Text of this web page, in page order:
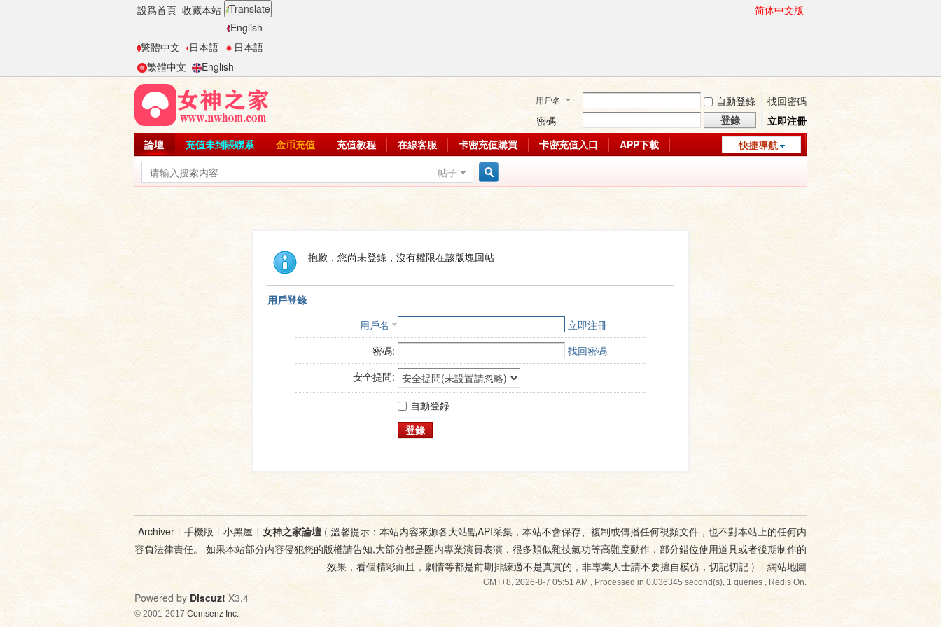
設爲首頁 收藏本站 Translate
English
繁體中文
日本語
日本語
繁體中文
English
简体中文版
用戶名 自動登錄
找回密碼
密碼
登錄
立即注冊
快捷導航
論壇 充值未到賬聯系 金币充值 充值教程 在線客服 卡密充值購買 卡密充值入口
APP下載
帖子
索
抱歉，您尚未登錄，沒有權限在該版塊回帖
用戶登錄
用戶名
立即注冊
密碼:
找回密碼
安全提問:
自動登錄
登錄
Archiver | 手機版 | 小黑屋 | 女神之家論壇( 溫馨提示：本站内容來源各大站點API采集，本站不會保存、複制或傳播任何視頻文件，也不對本站上的任何内
容負法律責任。 如果本站部分内容侵犯您的版權請告知,大部分都是圈内專業演員表演，很多類似雜技氣功等高難度動作，部分錯位使用道具或者後期制作的
效果，看個精彩而且，劇情等都是前期排練過不是真實的，非專業人士請不要擅自模仿，切記切記 ) | 網站地圖
GMT+8, 2026-8-7 05:51 AM, Processed in 0.036345 second(s), 1 queries , Redis On.
Powered by Discuz! X3.4
© 2001-2017 Comsenz Inc.